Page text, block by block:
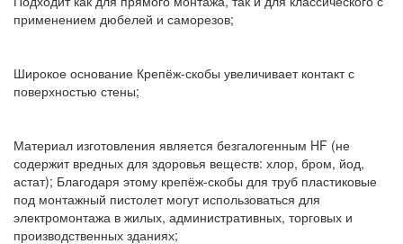
применением дюбелей и саморезов;
Широкое основание Крепёж-скобы увеличивает контакт с
поверхностью стены;
Материал изготовления является безгалогенным HF (не
содержит вредных для здоровья веществ: хлор, бром, йод,
астат); Благодаря этому крепёж-скобы для труб пластиковые
под монтажный пистолет могут использоваться для
электромонтажа в жилых, административных, торговых и
производственных зданиях;